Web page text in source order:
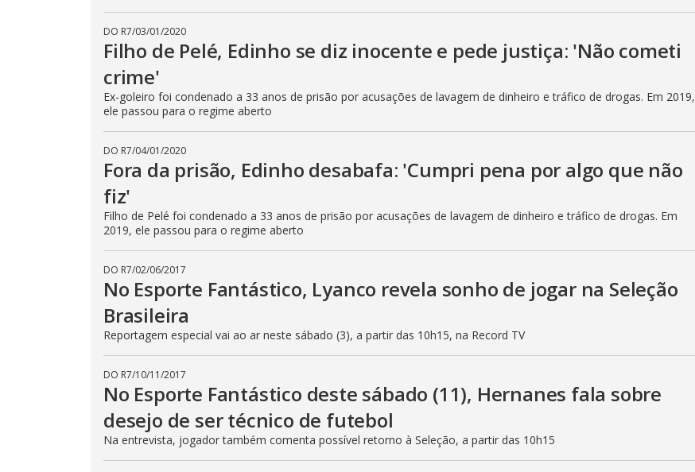
DO R7/03/01/2020
Filho de Pelé, Edinho se diz inocente e pede justiça: 'Não cometi
crime'
Ex-goleiro foi condenado a 33 anos de prisão por acusações de lavagem de dinheiro e tráfico de drogas. Em 2019,
ele passou para o regime aberto
DO R7/04/01/2020
Fora da prisão, Edinho desabafa: 'Cumpri pena por algo que não
fiz'
Filho de Pelé foi condenado a 33 anos de prisão por acusações de lavagem de dinheiro e tráfico de drogas. Em
2019, ele passou para o regime aberto
DO R7/02/06/2017
No Esporte Fantástico, Lyanco revela sonho de jogar na Seleção
Brasileira
Reportagem especial vai ao ar neste sábado (3), a partir das 10h15, na Record TV
DO R7/10/11/2017
No Esporte Fantástico deste sábado (11), Hernanes fala sobre
desejo de ser técnico de futebol
Na entrevista, jogador também comenta possível retorno à Seleção, a partir das 10h15